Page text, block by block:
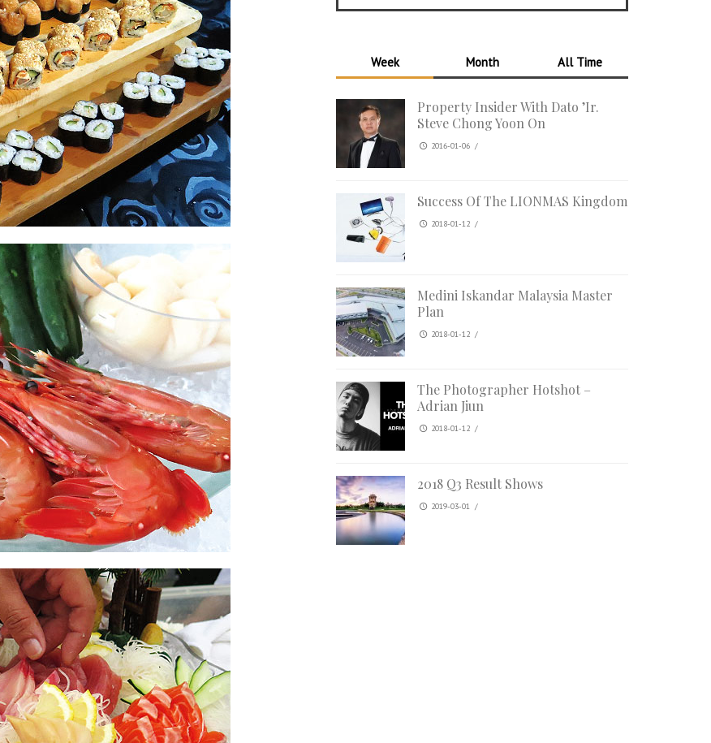
Week Month All Time
Property Insider With Dato ’Ir.
Steve Chong Yoon On
2016-01-06 /
Success Of The LIONMAS Kingdom
2018-01-12 /
Medini Iskandar Malaysia Master
Plan
2018-01-12 /
The Photographer Hotshot –
Adrian Jiun
2018-01-12 /
2018 Q3 Result Shows
2019-03-01 /